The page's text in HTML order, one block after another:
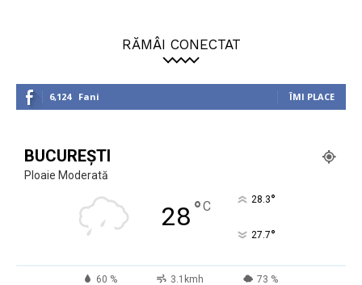
RĂMÂI CONECTAT
6,124 Fani ÎMI PLACE
BUCUREȘTI
Ploaie Moderată
28°C 28.3°
27.7°
60 % 3.1kmh 73 %